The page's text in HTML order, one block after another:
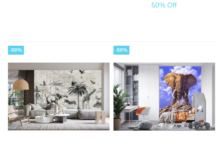
50% Off
-50% -50%